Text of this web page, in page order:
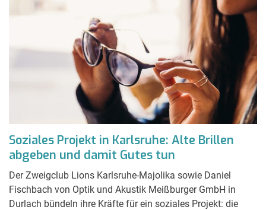
Soziales Projekt in Karlsruhe: Alte Brillen
abgeben und damit Gutes tun
Der Zweigclub Lions Karlsruhe-Majolika sowie Daniel
Fischbach von Optik und Akustik Meißburger GmbH in
Durlach bündeln ihre Kräfte für ein soziales Projekt: die